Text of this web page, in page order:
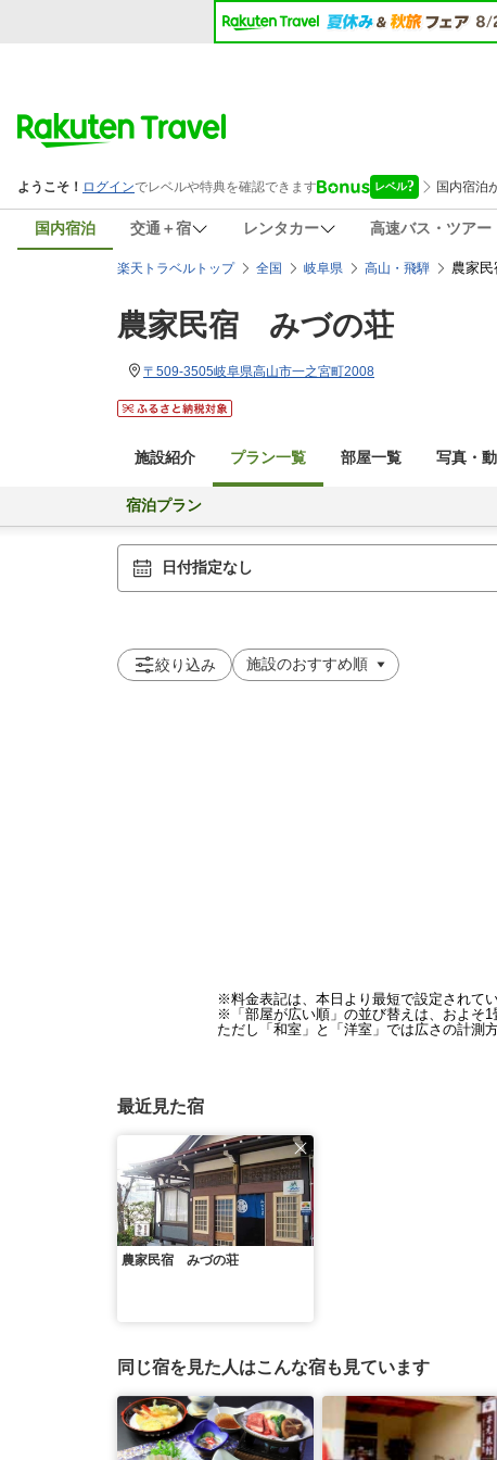
国内宿泊 交通＋宿 レンタカー 高速バス・ツアー
楽天トラベルトップ 全国 岐阜県 高山・飛騨 農家
農家民宿 みづの荘
〒509-3505岐阜県高山市一之宮町2008
施設紹介 プラン一覧 部屋一覧 写真・
宿泊プラン
日付指定なし
絞り込み
※料金表記は、本日より最短で設定されて
※「部屋が広い順」の並び替えは、およそ1
ただし「和室」と「洋室」では広さの計測
最近見た宿
農家民宿 みづの荘
同じ宿を見た人はこんな宿も見ています